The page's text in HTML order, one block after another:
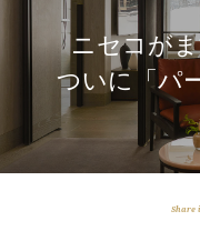
ニセコが
ついに「パ
Share